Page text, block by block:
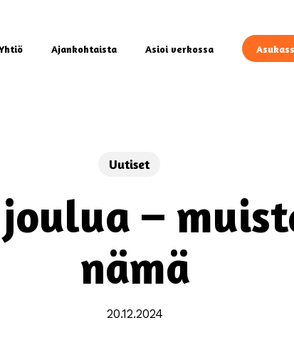
Ajankohtaista Asioi verkossa
Uutiset
–
nämä
20.12.2024